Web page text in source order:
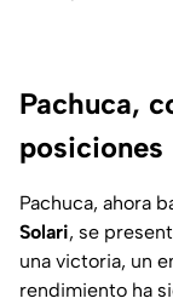
Pachuca,
posiciones
Pachuca, ahora
Solari, se
una victoria, un
rendimiento ha